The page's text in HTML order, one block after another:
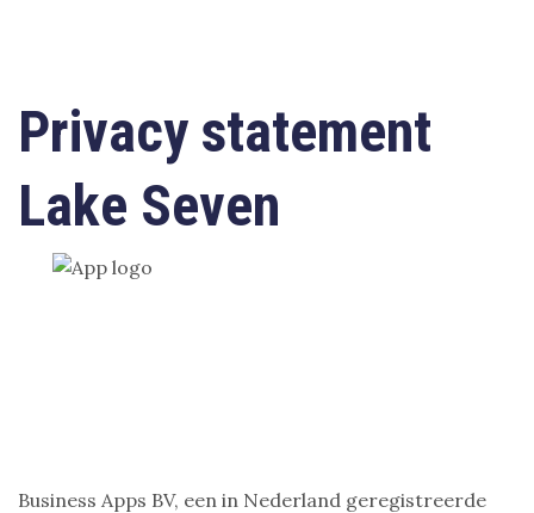
Privacy statement
Lake Seven
Business Apps BV, een in Nederland geregistreerde